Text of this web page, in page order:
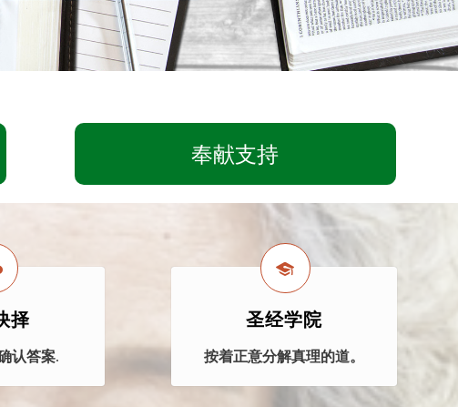
奉献支持
择
认答案.
圣经学院
按着正意分解真理的道。